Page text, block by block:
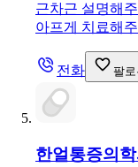
근차근 설명해
아프게 치료해
전화 팔로
한얼통증의